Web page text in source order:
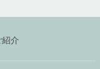
介